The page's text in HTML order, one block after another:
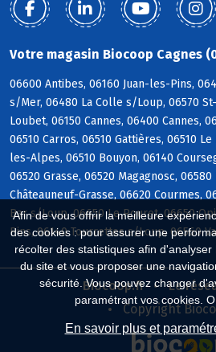
Afin de vous offrir la meilleure
des cookies : pour assurer une
récolter des statistiques afin
du site et vous proposer une
sécurité. Vous pouvez changer
paramétrant vos cookies.
En savoir plus et
Votre magasin Biocoop Cagnes
06600 Antibes, 06160 Juan-les-Pins,
s/Mer, 06480 La Colle s/Loup, 06570
Loubet, 06150 Cannes, 06400 Cannes,
06510 Carros, 06510 Gattières, 06510
les-Alpes, 06510 Bouyon, 06140
06520 Grasse, 06520 Magagnosc, 06580
Châteauneuf-Grasse, 06620 Courmes,
Bar s/Loup, 06650 Le Rouret, 06650
Pins, 06140 Tourrettes s/Loup, 06560
Biocoop.fr
Le
Copyright